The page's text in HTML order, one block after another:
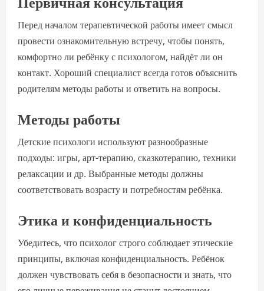
Перед началом терапевтической работы имеет смысл
провести ознакомительную встречу, чтобы понять,
комфортно ли ребёнку с психологом, найдёт ли он
контакт. Хороший специалист всегда готов объяснить
родителям методы работы и ответить на вопросы.
Методы работы
Детские психологи используют разнообразные
подходы: игры, арт-терапию, сказкотерапию, техники
релаксации и др. Выбранные методы должны
соответствовать возрасту и потребностям ребёнка.
Этика и конфиденциальность
Убедитесь, что психолог строго соблюдает этические
принципы, включая конфиденциальность. Ребёнок
должен чувствовать себя в безопасности и знать, что